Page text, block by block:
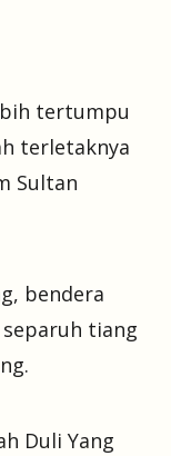
tertumpu
terletaknya
Sultan
bendera
tiang
Duli Yang